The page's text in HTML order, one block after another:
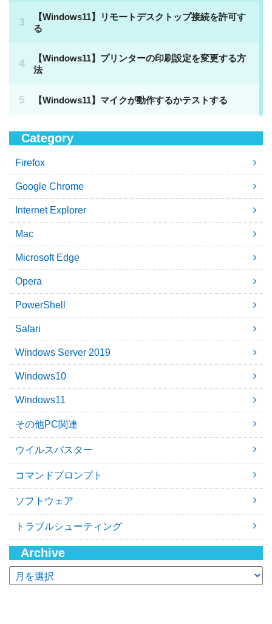
Category
Firefox
Google Chrome
Internet Explorer
Mac
Microsoft Edge
Opera
PowerShell
Safari
Windows Server 2019
Windows10
Windows11
その他PC関連
ウイルスバスター
コマンドプロンプト
ソフトウェア
トラブルシューティング
Archive
ア
ー